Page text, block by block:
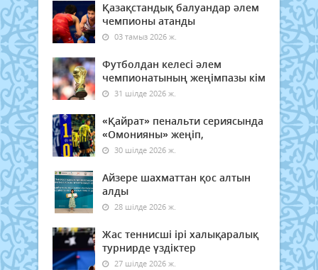
Қазақстандық балуандар әлем
чемпионы атанды
03 тамыз 2026 ж.
Футболдан келесі әлем
чемпионатының жеңімпазы кім
31 шілде 2026 ж.
«Қайрат» пенальти сериясында
«Омонияны» жеңіп,
30 шілде 2026 ж.
Айзере шахматтан қос алтын
алды
28 шілде 2026 ж.
Жас теннисші ірі халықаралық
турнирде үздіктер
27 шілде 2026 ж.